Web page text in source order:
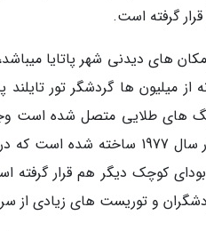
های دیدنی شهر پاتایا
از میلیون ها گردشگر تور
های طلایی متصل شده است
کنار بودای بزرگ 7 بودای کوچک دیگر هم
و توریست های زیادی از